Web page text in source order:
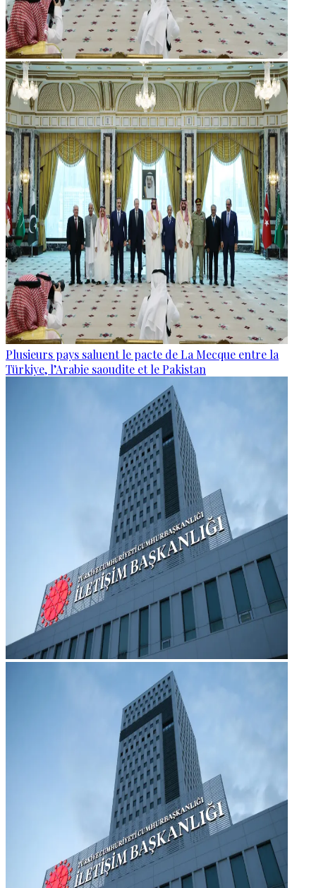
Plusieurs pays saluent le pacte de La Mecque entre la
Türkiye, l’Arabie saoudite et le Pakistan